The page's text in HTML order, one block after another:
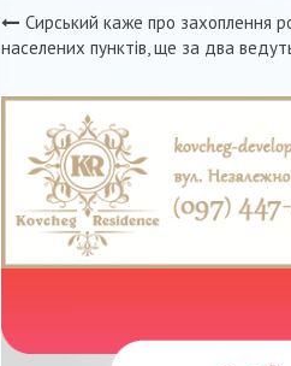
Навігація
записів
Сирський каже про захоплення
населених пунктів, ще за два